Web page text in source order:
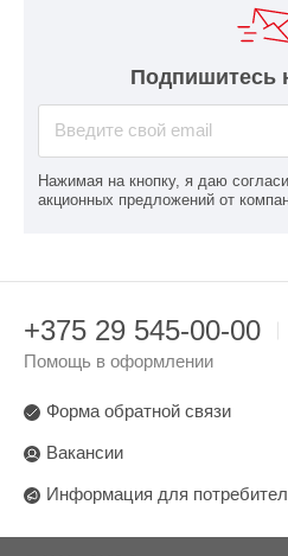
Подпишитесь
Нажимая на кнопку, я даю
акционных предложений от
+375 29 545-00-00
Помощь в оформлении
Форма обратной связи
Вакансии
Информация для